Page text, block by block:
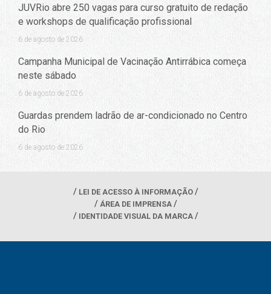
JUVRio abre 250 vagas para curso gratuito de redação
e workshops de qualificação profissional
6 de agosto de 2026
Campanha Municipal de Vacinação Antirrábica começa
neste sábado
6 de agosto de 2026
Guardas prendem ladrão de ar-condicionado no Centro
do Rio
6 de agosto de 2026
LEI DE ACESSO À INFORMAÇÃO
ÁREA DE IMPRENSA
IDENTIDADE VISUAL DA MARCA